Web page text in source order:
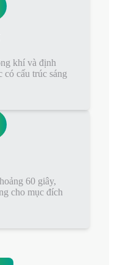
khí và định
có cấu trúc sáng
60 giây,
cho mục đích